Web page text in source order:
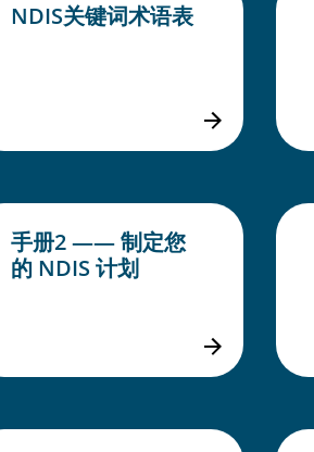
NDIS关键词术语表
手册2 —— 制定您
的 NDIS 计划